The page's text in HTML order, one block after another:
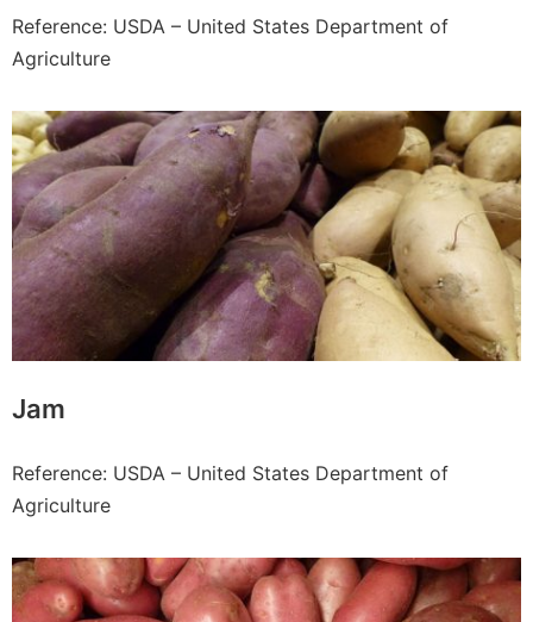
Reference: USDA – United States Department of
Agriculture
Jam
Reference: USDA – United States Department of
Agriculture